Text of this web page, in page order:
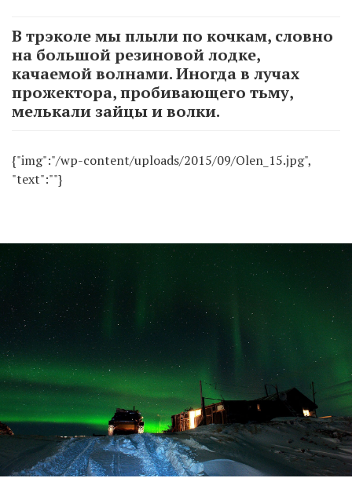
В трэколе мы плыли по кочкам, словно
на большой резиновой лодке,
качаемой волнами. Иногда в лучах
прожектора, пробивающего тьму,
мелькали зайцы и волки.
{"img":"/wp-content/uploads/2015/09/Olen_15.jpg",
"text":""}